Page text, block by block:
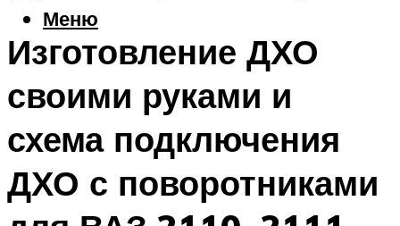
Меню
Изготовление ДХО
своими руками и
схема подключения
ДХО с поворотниками